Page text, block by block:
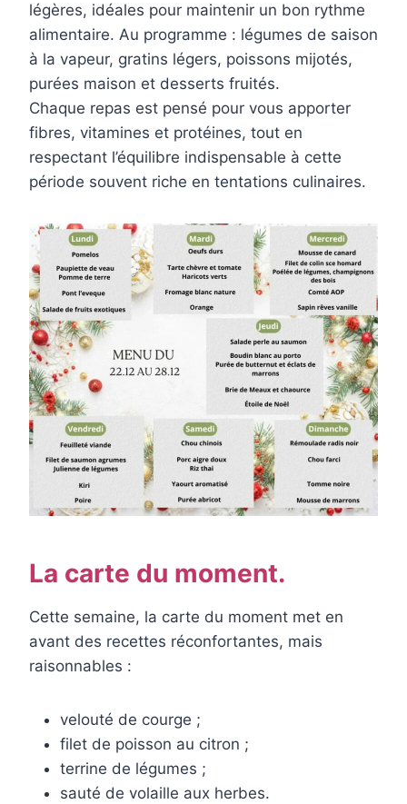
légères, idéales pour maintenir un bon rythme
alimentaire. Au programme : légumes de saison
à la vapeur, gratins légers, poissons mijotés,
purées maison et desserts fruités.
Chaque repas est pensé pour vous apporter
fibres, vitamines et protéines, tout en
respectant l’équilibre indispensable à cette
période souvent riche en tentations culinaires.
La carte du moment.
Cette semaine, la carte du moment met en
avant des recettes réconfortantes, mais
raisonnables :
velouté de courge ;
filet de poisson au citron ;
terrine de légumes ;
sauté de volaille aux herbes.